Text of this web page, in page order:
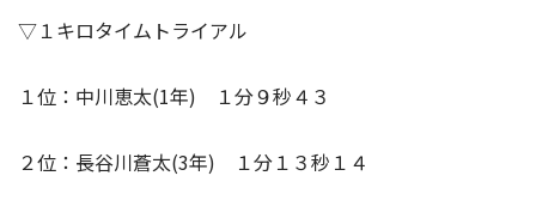
▽１キロタイムトライアル
１位：中川恵太(1年) １分９秒４３
２位：長谷川蒼太(3年) １分１３秒１４